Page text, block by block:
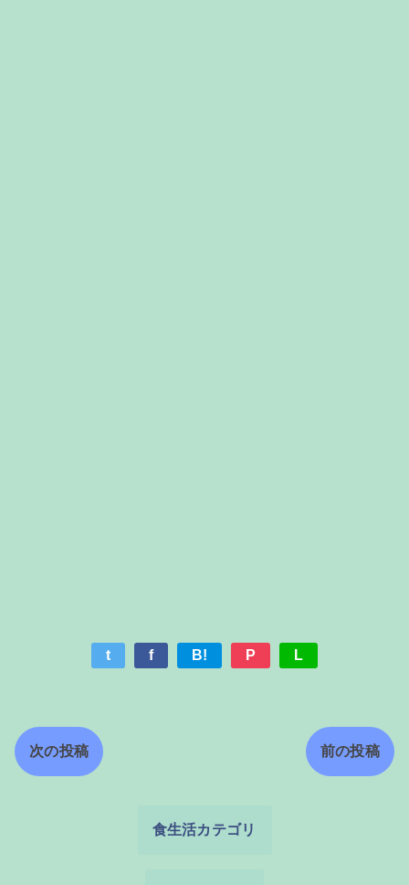
t f B! P L
次の投稿 前の投稿
食生活カテゴリ